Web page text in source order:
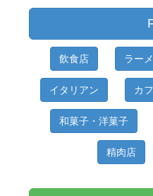
が
飲食店 ラー
イタリアン カ
和菓子・洋菓子
精肉店